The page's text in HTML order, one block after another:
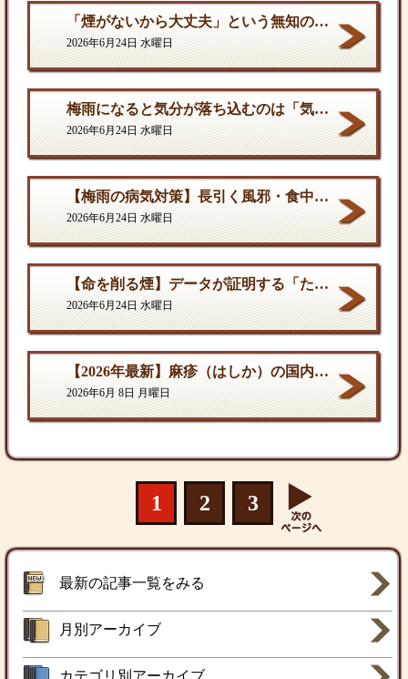
「煙がないから大丈夫」という無知の罪。となりに一人生息するだけで、そこは危険地帯である
2026年6月24日 水曜日
梅雨になると気分が落ち込むのは「気のせい」ではない
2026年6月24日 水曜日
【梅雨の病気対策】長引く風邪・食中毒・カビの脅威から体を守る方法
2026年6月24日 水曜日
【命を削る煙】データが証明する「たばこ関連死」の真実
2026年6月24日 水曜日
【2026年最新】麻疹（はしか）の国内流行状況と対策
2026年6月 8日 月曜日
1 2 3
最新の記事一覧をみる
月別アーカイブ
カテゴリ別アーカイブ